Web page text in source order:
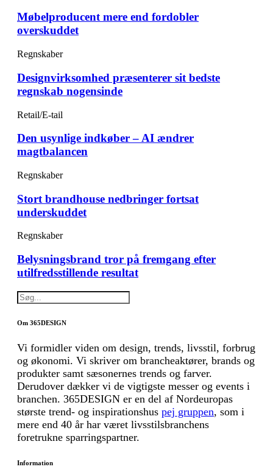
Møbelproducent mere end fordobler
overskuddet
Regnskaber
Designvirksomhed præsenterer sit bedste
regnskab nogensinde
Retail/E-tail
Den usynlige indkøber – AI ændrer
magtbalancen
Regnskaber
Stort brandhouse nedbringer fortsat
underskuddet
Regnskaber
Belysningsbrand tror på fremgang efter
utilfredsstillende resultat
Om 365DESIGN
Vi formidler viden om design, trends, livsstil, forbrug
og økonomi. Vi skriver om brancheaktører, brands og
produkter samt sæsonernes trends og farver.
Derudover dækker vi de vigtigste messer og events i
branchen. 365DESIGN er en del af Nordeuropas
største trend- og inspirationshus pej gruppen, som i
mere end 40 år har været livsstilsbranchens
foretrukne sparringspartner.
Information